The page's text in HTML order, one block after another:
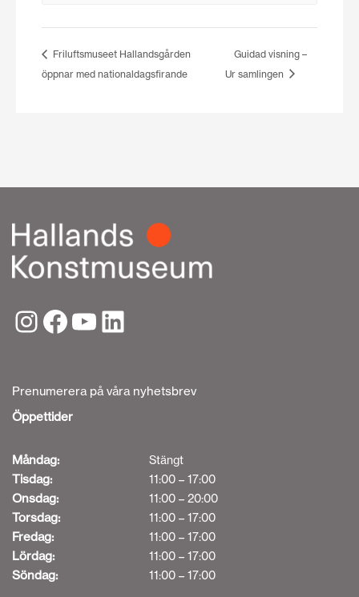
Friluftsmuseet Hallandsgården
öppnar med nationaldagsfirande
Guidad visning –
Ur samlingen
Prenumerera på våra nyhetsbrev
Öppettider
Måndag: Stängt
Tisdag: 11:00 – 17:00
Onsdag: 11:00 – 20:00
Torsdag: 11:00 – 17:00
Fredag: 11:00 – 17:00
Lördag: 11:00 – 17:00
Söndag: 11:00 – 17:00